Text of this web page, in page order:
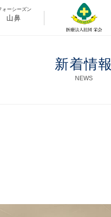
ォーシーズン
山鼻
新着情報
NEWS